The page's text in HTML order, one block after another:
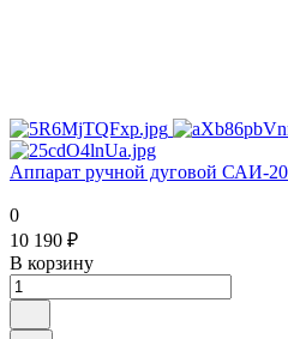
Аппарат ручной дуговой САИ-
0
10 190 ₽
В корзину